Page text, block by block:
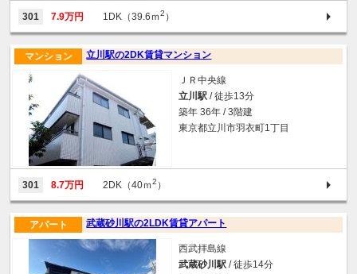
301 7.9万円 1DK（39.6ｍ2 ）
立川駅の2DK賃貸マンション
マンション
ＪＲ中央線
立川駅 / 徒歩13分
築年 36年 / 3階建
東京都立川市羽衣町1丁目
301 8.7万円 2DK（40ｍ2 ）
武蔵砂川駅の2LDK賃貸アパート
アパート
西武拝島線
武蔵砂川駅 / 徒歩14分